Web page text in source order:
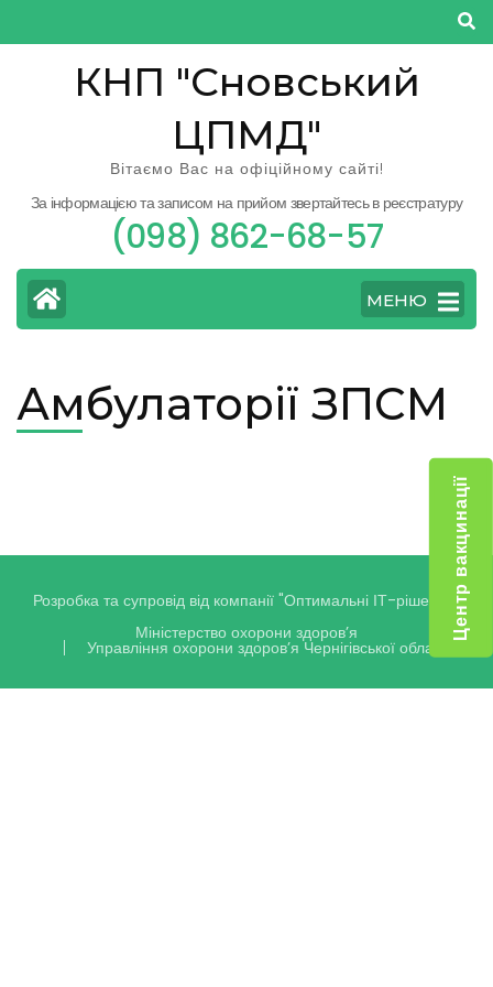
до
КНП "Сновський
ЦПМД"
Вітаємо Вас на офіційному сайті!
За інформацією та записом на прийом звертайтесь в реєстратуру
(098) 862-68-57
МЕНЮ
Амбулаторії ЗПСМ
Розробка та супровід від компанії "Оптимальні ІТ-рішення"
Міністерство охорони здоров’я
Управління охорони здоров’я Чернігівської області
Центр вакцинації